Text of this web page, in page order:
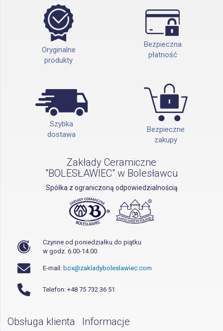
Oryginalne
produkty
Bezpieczna
płatność
Szybka
dostawa
Bezpieczne
zakupy
Zakłady Ceramiczne
"BOLESŁAWIEC" w Bolesławcu
Spółka z ograniczoną odpowiedzialnością
Czynne od poniedziałku do piątku
w godz. 6.00-14.00
E-mail: box@zakladyboleslawiec.com
Telefon: +48 75 732 36 51
Obsługa klienta Informacje